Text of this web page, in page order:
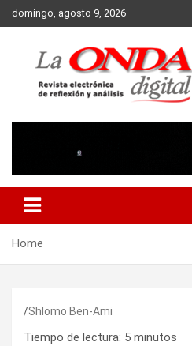
Skip
to
domingo, agosto 9, 2026
Home
Shlomo Ben-Ami
Tiempo de lectura: 5 minutos